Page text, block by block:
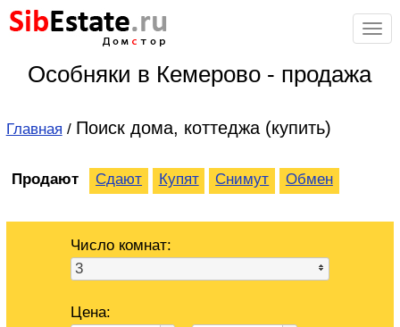
SibEstate.ru
стор
Особняки в Кемерово - продажа
Главная / Поиск дома, коттеджа (купить)
Продают Сдают Купят Снимут Обмен
Число комнат:
3
Цена: